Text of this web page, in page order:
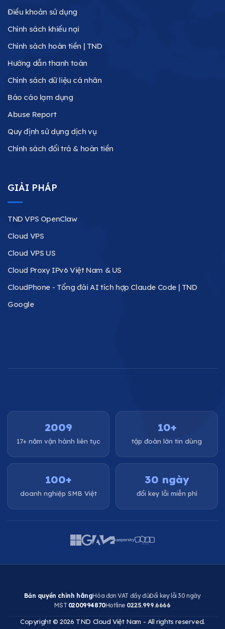
Điều khoản sử dụng
Chính sách khiếu nại
Chính sách hoàn tiền | TND
Hướng dẫn thanh toán
Chính sách dữ liệu cá nhân
Báo cáo lạm dụng
Abuse Report
Quy định sử dụng dịch vụ
Chính sách đổi trả & hoàn tiền
GIẢI PHÁP
TND VPS OpenClaw
Cloud VPS
Cloud VPS US
Cloud Proxy IPv6 Việt Nam & US
CloudPhone - Tổng đài AI tích hợp Claude Code | TND
Google
2009
17+ năm vận hành liên tục
10+
tập đoàn lớn tin dùng
100+
doanh nghiệp SMB Việt
30 ngày
đổi key lỗi miễn phí
Bản quyền chính hãngHóa đơn VAT đầy đủĐổi key lỗi 30 ngày
MST 0200994870Hotline 0225.999.6666
Copyright © 2026 TND Cloud Việt Nam - All rights reserved.